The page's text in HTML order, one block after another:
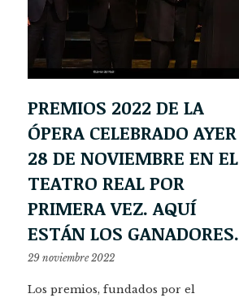
PREMIOS 2022 DE LA
ÓPERA CELEBRADO AYER
28 DE NOVIEMBRE EN EL
TEATRO REAL POR
PRIMERA VEZ. AQUÍ
ESTÁN LOS GANADORES.
29 noviembre 2022
Los premios, fundados por el